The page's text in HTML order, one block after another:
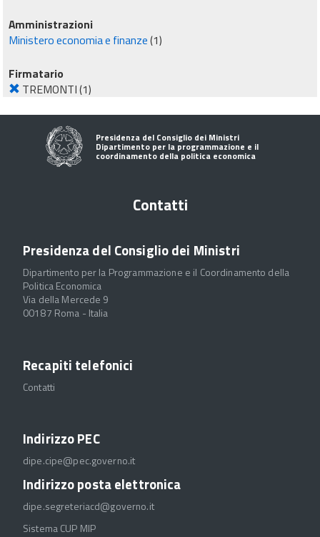
Amministrazioni
Ministero economia e finanze(1)
Firmatario
TREMONTI(1)
Presidenza del Consiglio dei Ministri
Dipartimento per la programmazione e il
coordinamento della politica economica
Contatti
Presidenza del Consiglio dei Ministri
Dipartimento per la Programmazione e il Coordinamento della
Politica Economica
Via della Mercede 9
00187 Roma - Italia
Recapiti telefonici
Contatti
Indirizzo PEC
dipe.cipe@pec.governo.it
Indirizzo posta elettronica
dipe.segreteriacd@governo.it
Sistema CUP MIP